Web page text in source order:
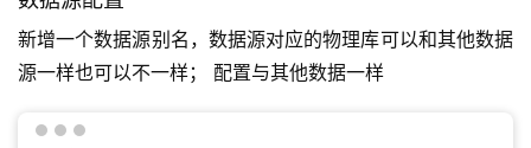
新增一个数据源别名，数据源对应的物理库可以和其他数据
源一样也可以不一样； 配置与其他数据一样